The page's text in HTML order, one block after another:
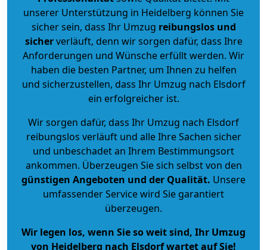
unserer Unterstützung in Heidelberg können Sie
sicher sein, dass Ihr Umzug reibungslos und
sicherverläuft, denn wir sorgen dafür, dass Ihre
Anforderungen und Wünsche erfüllt werden. Wir
haben die besten Partner, um Ihnen zu helfen
und sicherzustellen, dass Ihr Umzug nach Elsdorf
ein erfolgreicher ist.
Wir sorgen dafür, dass Ihr Umzug nach Elsdorf
reibungslos verläuft und alle Ihre Sachen sicher
und unbeschadet an Ihrem Bestimmungsort
ankommen. Überzeugen Sie sich selbst von den
günstigen Angeboten und der Qualität. Unsere
umfassender Service wird Sie garantiert
überzeugen.
Wir legen los, wenn Sie so weit sind, Ihr Umzug
von Heidelberg nach Elsdorf wartet auf Sie!